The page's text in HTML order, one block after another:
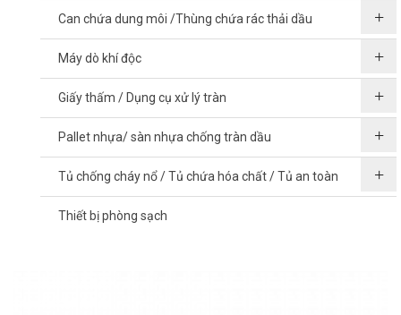
Can chứa dung môi /Thùng chứa rác thải dầu
Máy dò khí độc
Giấy thấm / Dụng cụ xử lý tràn
Pallet nhựa/ sàn nhựa chống tràn dầu
Tủ chống cháy nổ / Tủ chứa hóa chất / Tủ an toàn
Thiết bị phòng sạch